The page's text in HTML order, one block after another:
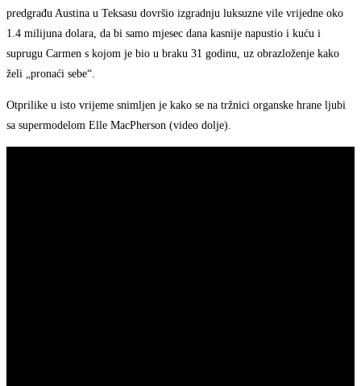
predgrađu Austina u Teksasu dovršio izgradnju luksuzne vile vrijedne oko
1.4 milijuna dolara, da bi samo mjesec dana kasnije napustio i kuću i
suprugu Carmen s kojom je bio u braku 31 godinu, uz obrazloženje kako
želi „pronaći sebe“.
Otprilike u isto vrijeme snimljen je kako se na tržnici organske hrane ljubi
sa supermodelom Elle MacPherson (video dolje).